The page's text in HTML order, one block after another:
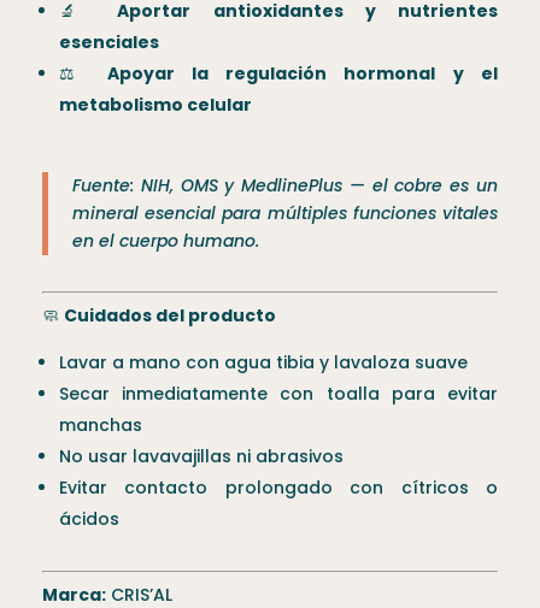
🔬Aportar antioxidantes y nutrientes
esenciales
⚖️ Apoyar la regulación hormonal y el
metabolismo celular
Fuente: NIH, OMS y MedlinePlus — el cobre es un
mineral esencial para múltiples funciones vitales
en el cuerpo humano.
🧼 Cuidados del producto
Lavar a mano con agua tibia y lavaloza suave
Secar inmediatamente con toalla para evitar
manchas
No usar lavavajillas ni abrasivos
Evitar contacto prolongado con cítricos o
ácidos
Marca: CRIS’AL